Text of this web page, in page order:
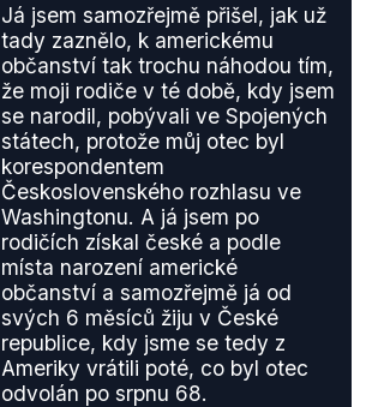
Já jsem samozřejmě přišel, jak už
tady zaznělo, k americkému
občanství tak trochu náhodou tím,
že moji rodiče v té době, kdy jsem
se narodil, pobývali ve Spojených
státech, protože můj otec byl
korespondentem
Československého rozhlasu ve
Washingtonu. A já jsem po
rodičích získal české a podle
místa narození americké
občanství a samozřejmě já od
svých 6 měsíců žiju v České
republice, kdy jsme se tedy z
Ameriky vrátili poté, co byl otec
odvolán po srpnu 68.